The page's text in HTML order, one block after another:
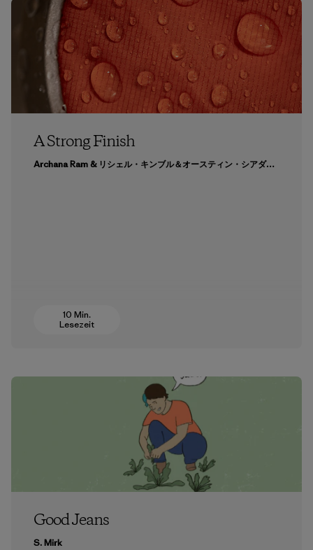
A Strong Finish
Archana Ram & リシェル・キンブル＆オースティン・シアダック
10 Min.
Lesezeit
Good Jeans
S. Mirk